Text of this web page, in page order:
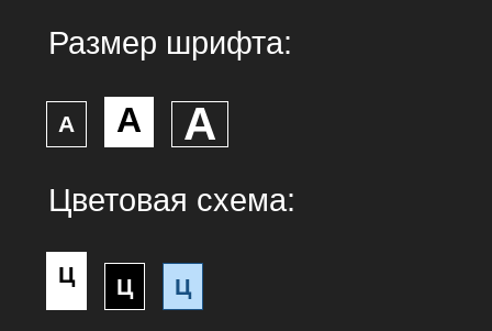
Размер шрифта:
А А А
Цветовая схема:
Ц Ц Ц